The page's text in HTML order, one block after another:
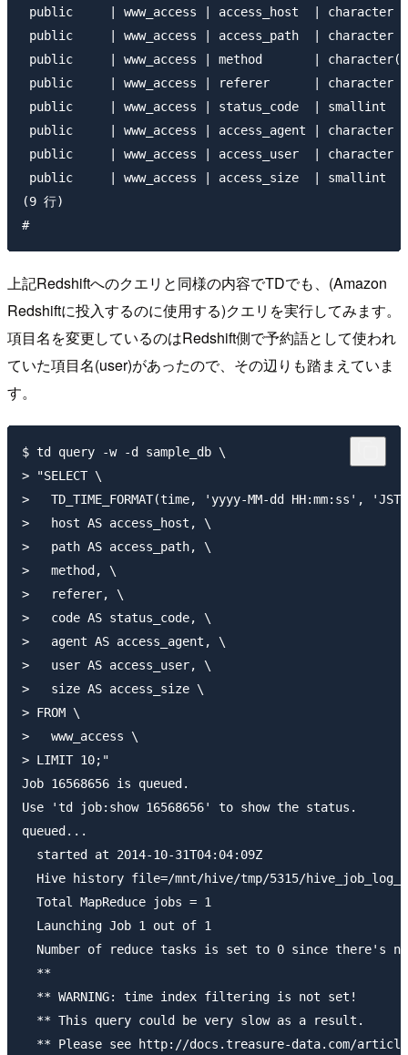
public     | www_access | access_host  |
public     | www_access | access_path  |
public     | www_access | method       |
public     | www_access | referer      |
public     | www_access | status_code  |
public     | www_access | access_agent |
public     | www_access | access_user  |
public     | www_access | access_size  |
(9 行)
上記Redshiftへのクエリと同様の内容でTDでも、(Amazon
Redshiftに投入するのに使用する)クエリを実行してみます。
項目名を変更しているのはRedshift側で予約語として使われ
ていた項目名(user)があったので、その辺りも踏まえていま
す。
$ td query -w -d sample_db \
> "SELECT \
>   TD_TIME_FORMAT(time, 'yyyy-MM-dd HH:mm:ss',
>   host AS access_host, \
>   path AS access_path, \
>   method, \
>   referer, \
>   code AS status_code, \
>   agent AS access_agent, \
>   user AS access_user, \
>   size AS access_size \
> FROM \
>   www_access \
> LIMIT 10;"
Job 16568656 is queued.
Use 'td job:show 16568656' to show the status.
queued...
  started at 2014-10-31T04:04:09Z
Hive history file=/mnt/hive/tmp/5315/
  Total MapReduce jobs = 1
  Launching Job 1 out of 1
Number of reduce tasks is set to 0 since there's
  **
  ** WARNING: time index filtering is not set!
  ** This query could be very slow as a result.
** Please see http://docs.treasure-data.com/